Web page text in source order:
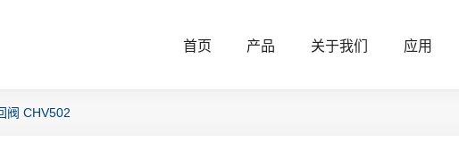
首页 产品 关于我们 应用
阀 CHV502